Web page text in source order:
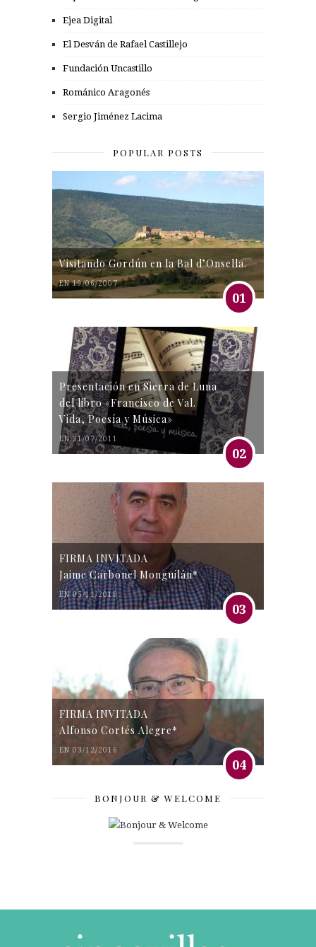
Ejea Digital
El Desván de Rafael Castillejo
Fundación Uncastillo
Románico Aragonés
Sergio Jiménez Lacima
POPULAR POSTS
Visitando Gordún en la Bal d’Onsella.
EN 19/06/2007
01
Presentación en Sierra de Luna
del libro «Francisco de Val.
Vida, Poesía y Música»
EN 31/07/2011
02
FIRMA INVITADA
Jaime Carbonel Monguilán*
EN 05/11/2016
03
FIRMA INVITADA
Alfonso Cortés Alegre*
EN 03/12/2016
04
BONJOUR & WELCOME